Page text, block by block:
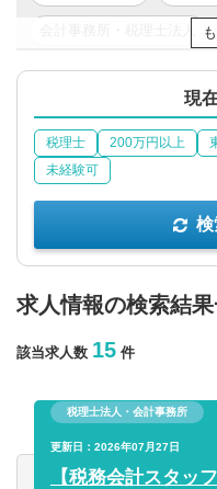
年収300万円以上 年収
求人情報の検索結
該当求人数 15 件
税理士法人・会計事務所
更新日：2026年07月27日
【税務会計スタッ
現
税理士 200万円以上
未経験可
検
勤務地
年収を選択